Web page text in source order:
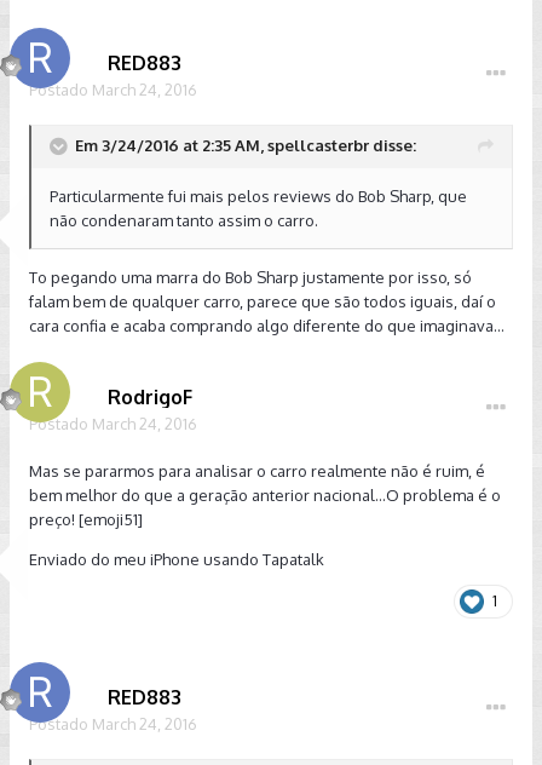
RED883
Postado March 24, 2016
Em 3/24/2016 at 2:35 AM, spellcasterbr disse:
Particularmente fui mais pelos reviews do Bob Sharp, que
não condenaram tanto assim o carro.
To pegando uma marra do Bob Sharp justamente por isso, só
falam bem de qualquer carro, parece que são todos iguais, daí o
cara confia e acaba comprando algo diferente do que imaginava...
RodrigoF
Postado March 24, 2016
Mas se pararmos para analisar o carro realmente não é ruim, é
bem melhor do que a geração anterior nacional...O problema é o
preço! [emoji51]
Enviado do meu iPhone usando Tapatalk
1
RED883
Postado March 24, 2016